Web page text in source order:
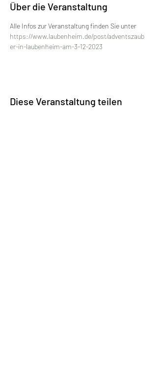
Über die Veranstaltung
Alle Infos zur Veranstaltung finden Sie unter
https://www.laubenheim.de/post/adventszaub
er-in-laubenheim-am-3-12-2023
Diese Veranstaltung teilen